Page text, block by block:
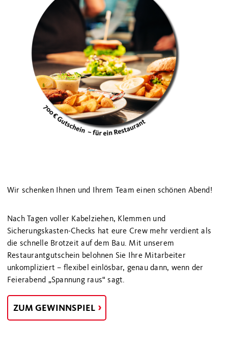
Wir schenken Ihnen und Ihrem Team einen schönen Abend!
Nach Tagen voller Kabelziehen, Klemmen und
Sicherungskasten-Checks hat eure Crew mehr verdient als
die schnelle Brotzeit auf dem Bau. Mit unserem
Restaurantgutschein belohnen Sie Ihre Mitarbeiter
unkompliziert – flexibel einlösbar, genau dann, wenn der
Feierabend „Spannung raus“ sagt.
ZUM GEWINNSPIEL